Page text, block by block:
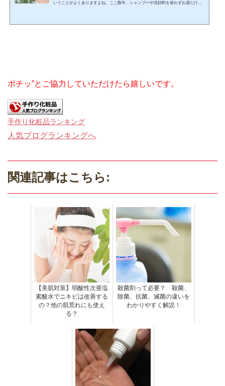
いうことがよくありますよね。ここ数年、シャンプーや洗顔料を使わずお湯だけで
ポチッ”とご協力していただけたら嬉しいです。
手作り化粧品ランキング
人気ブログランキングへ
関連記事はこちら:
【美肌対策】弱酸性次亜塩
素酸水でニキビは改善する
の？他の肌荒れにも使え
る？
殺菌剤って必要？ 殺菌、
除菌、抗菌、滅菌の違いを
わかりやすく解説！